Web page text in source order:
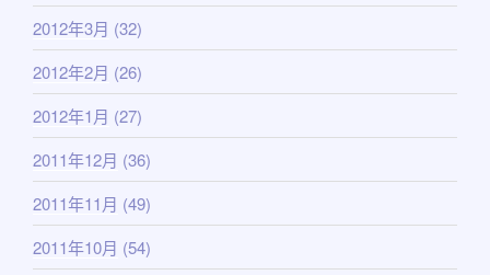
2012年3月 (32)
2012年2月 (26)
2012年1月 (27)
2011年12月 (36)
2011年11月 (49)
2011年10月 (54)